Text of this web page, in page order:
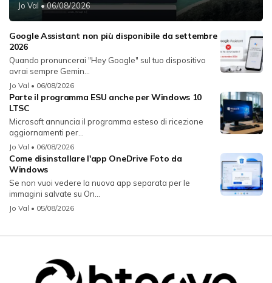
Jo Val • 06/08/2026
Google Assistant non più disponibile da settembre
2026
Quando pronuncerai "Hey Google" sul tuo dispositivo
avrai sempre Gemin...
Jo Val • 06/08/2026
Parte il programma ESU anche per Windows 10
LTSC
Microsoft annuncia il programma esteso di ricezione
aggiornamenti per...
Jo Val • 06/08/2026
Come disinstallare l'app OneDrive Foto da
Windows
Se non vuoi vedere la nuova app separata per le
immagini salvate su On...
Jo Val • 05/08/2026